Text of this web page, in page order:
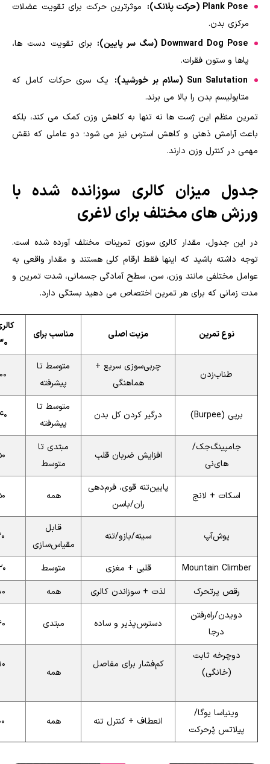
Plank Pose (حرکت پلانک):
موثرترین حرکت برای تقویت عضلات
مرکزی بدن.
Downward Dog Pose (سگ سر پایین):
برای تقویت دست ها،
پاها و ستون فقرات.
Sun Salutation (سلام بر خورشید):
یک سری حرکات کامل که
متابولیسم بدن را بالا می برند.
تمرین منظم این ژست ها نه تنها به کاهش وزن کمک می کند، بلکه
باعث آرامش ذهنی و کاهش استرس نیز می شود؛ دو عاملی که نقش
مهمی در کنترل وزن دارند.
جدول میزان کالری سوزانده شده با
ورزش های مختلف برای لاغری
در این جدول، مقدار کالری سوزی تمرینات مختلف آورده شده است.
توجه داشته باشید که اینها فقط ارقام کلی هستند و مقدار واقعی به
عوامل مختلفی مانند وزن، سن، سطح آمادگی جسمانی، شدت تمرین و
مدت زمانی که برای هر تمرین اختصاص می دهید بستگی دارد.
نوع تمرین مزیت اصلی مناسب برای
طناب‌زدن
چربی‌سوزی سریع +
هماهنگی
متوسط تا
پیشرفته
برپی (Burpee) درگیر کردن کل بدن
متوسط تا
پیشرفته
جامپینگ‌جک/
های‌نی
افزایش ضربان قلب
مبتدی تا
متوسط
اسکات + لانج
پایین‌تنه قوی، فرم‌دهی
ران/باسن
همه
پوش‌آپ سینه/بازو/تنه
قابل
مقیاس‌سازی
Mountain Climber قلبی + مغزی متوسط
رقص پرتحرک
لذت + سوزاندن کالری همه
دویدن/راه‌رفتن
درجا
دسترس‌پذیر و ساده مبتدی
دوچرخه ثابت
(خانگی)
کم‌فشار برای مفاصل
همه
وینیاسا یوگا/
پیلاتس پُرحرکت
انعطاف + کنترل تنه همه